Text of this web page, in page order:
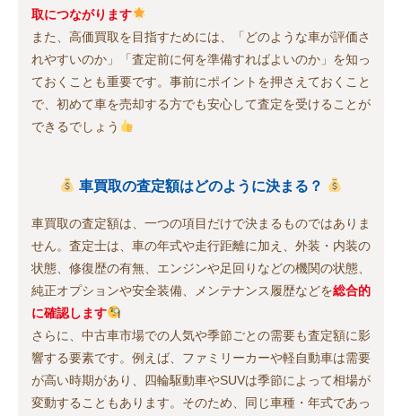
取につながります
また、高価買取を目指すためには、「どのような車が評価さ
れやすいのか」「査定前に何を準備すればよいのか」を知っ
ておくことも重要です。事前にポイントを押さえておくこと
で、初めて車を売却する方でも安心して査定を受けることが
できるでしょう
車買取の査定額はどのように決まる？
車買取の査定額は、一つの項目だけで決まるものではありま
せん。査定士は、車の年式や走行距離に加え、外装・内装の
状態、修復歴の有無、エンジンや足回りなどの機関の状態、
純正オプションや安全装備、メンテナンス履歴などを総合的
に確認します
さらに、中古車市場での人気や季節ごとの需要も査定額に影
響する要素です。例えば、ファミリーカーや軽自動車は需要
が高い時期があり、四輪駆動車やSUVは季節によって相場が
変動することもあります。そのため、同じ車種・年式であっ